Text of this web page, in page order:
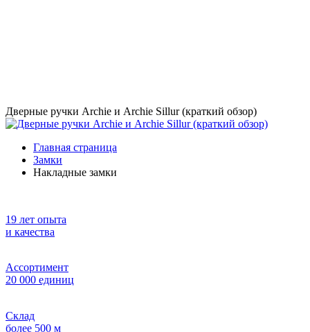
Дверные ручки Archie и Archie Sillur (краткий обзор)
Главная страница
Замки
Накладные замки
19 лет опыта
и качества
Ассортимент
20 000 единиц
Склад
более 500 м